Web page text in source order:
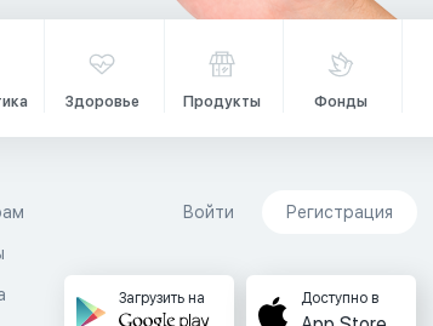
Здоровье Продукты Фонды
Войти Регистрация
Загрузить на Доступно в